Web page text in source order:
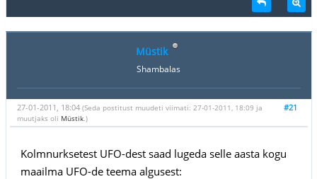
Müstik
Shambalas
#21
27-01-2011, 18:04 (Seda postitust muudeti viimati: 27-01-2011, 18:09 ja
muutjaks oli Müstik.)
Kolmnurksetest UFO-dest saad lugeda selle aasta kogu
maailma UFO-de teema algusest: